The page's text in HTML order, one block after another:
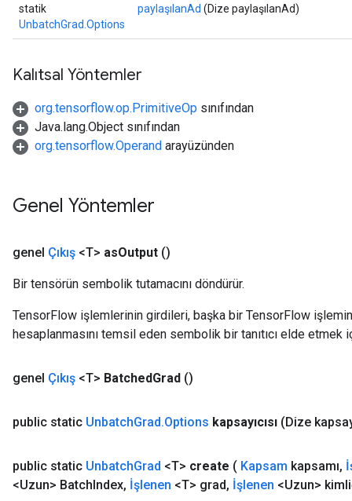
statik
UnbatchGrad.Options
paylaşılanAd (Dize paylaşılanAd)
Kalıtsal Yöntemler
org.tensorflow.op.PrimitiveOp sınıfından
Java.lang.Object sınıfından
org.tensorflow.Operand arayüzünden
Genel Yöntemler
genel Çıkış <T> asOutput ()
Bir tensörün sembolik tutamacını döndürür.
TensorFlow işlemlerinin girdileri, başka bir TensorFlow
hesaplanmasını temsil eden sembolik bir tanıtıcı elde etmek
genel Çıkış <T> BatchedGrad ()
public static UnbatchGrad.Options kapsayıcısı (Dize
public static UnbatchGrad <T> create ( Kapsam kapsamı,
<Uzun> BatchIndex, İşlenen <T> grad, İşlenen <Uzun>